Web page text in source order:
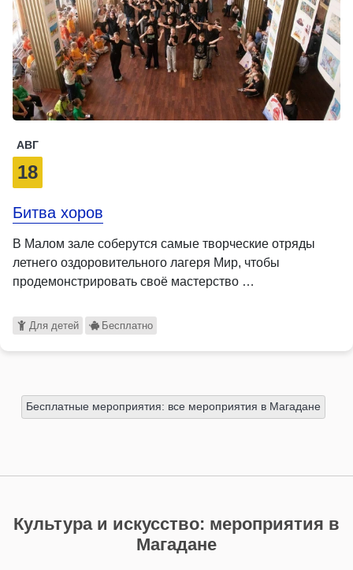
АВГ
18
Битва хоров
В Малом зале соберутся самые творческие отряды
летнего оздоровительного лагеря Мир, чтобы
продемонстрировать своё мастерство …
Для детей Бесплатно
Бесплатные мероприятия: все мероприятия в Магадане
Культура и искусство: мероприятия в
Магадане